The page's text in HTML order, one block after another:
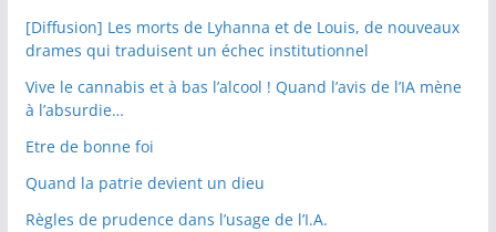
[Diffusion] Les morts de Lyhanna et de Louis, de nouveaux
drames qui traduisent un échec institutionnel
Vive le cannabis et à bas l’alcool ! Quand l’avis de l’IA mène
à l’absurdie…
Etre de bonne foi
Quand la patrie devient un dieu
Règles de prudence dans l’usage de l’I.A.